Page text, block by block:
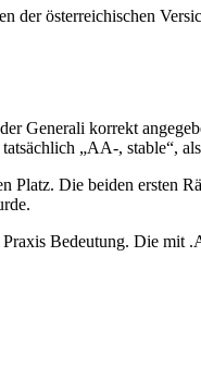
der österreichischen
Generali korrekt
„AA-, stable“,
Platz. Die beiden ersten
Bedeutung. Die mit